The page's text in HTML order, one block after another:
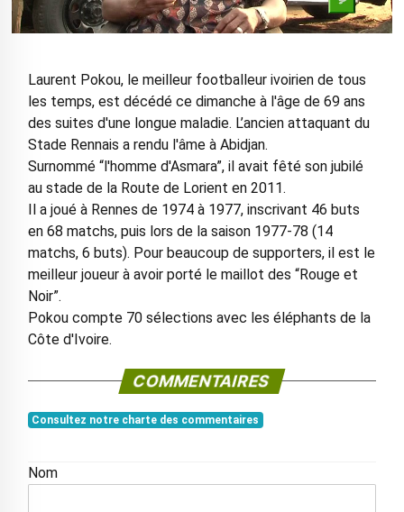
Laurent Pokou, le meilleur footballeur ivoirien de tous
les temps, est décédé ce dimanche à l'âge de 69 ans
des suites d'une longue maladie. L’ancien attaquant du
Stade Rennais a rendu l'âme à Abidjan.
Surnommé “l'homme d'Asmara”, il avait fêté son jubilé
au stade de la Route de Lorient en 2011.
Il a joué à Rennes de 1974 à 1977, inscrivant 46 buts
en 68 matchs, puis lors de la saison 1977-78 (14
matchs, 6 buts). Pour beaucoup de supporters, il est le
meilleur joueur à avoir porté le maillot des “Rouge et
Noir”.
Pokou compte 70 sélections avec les éléphants de la
Côte d'Ivoire.
COMMENTAIRES
Consultez notre charte des commentaires
Nom